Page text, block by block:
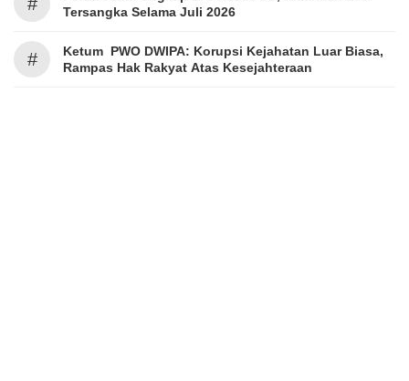
Tersangka Selama Juli 2026
#
Ketum PWO DWIPA: Korupsi Kejahatan Luar Biasa,
Rampas Hak Rakyat Atas Kesejahteraan